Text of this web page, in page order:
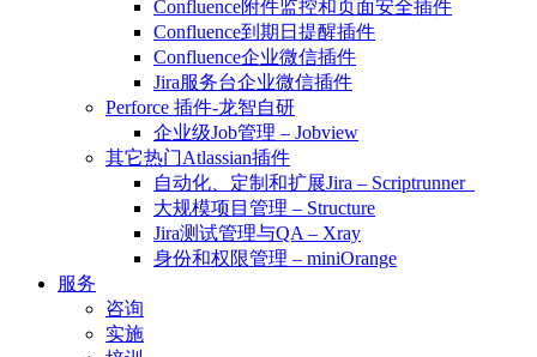
Confluence附件监控和页面安全插件
Confluence到期日提醒插件
Confluence企业微信插件
Jira服务台企业微信插件
Perforce 插件-龙智自研
企业级Job管理 – Jobview
其它热门Atlassian插件
自动化、定制和扩展Jira – Scriptrunner
大规模项目管理 – Structure
Jira测试管理与QA – Xray
身份和权限管理 – miniOrange
服务
咨询
实施